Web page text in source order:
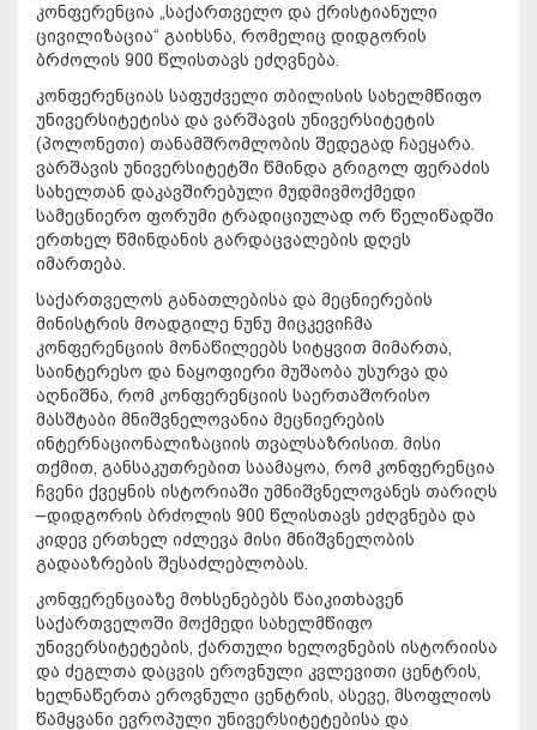
კონფერენცია „საქართველო და ქრისტიანული
ცივილიზაცია“ გაიხსნა, რომელიც დიდგორის
ბრძოლის 900 წლისთავს ეძღვნება.
კონფერენციას საფუძველი თბილისის სახელმწიფო
უნივერსიტეტისა და ვარშავის უნივერსიტეტის
(პოლონეთი) თანამშრომლობის შედეგად ჩაეყარა.
ვარშავის უნივერსიტეტში წმინდა გრიგოლ ფერაძის
სახელთან დაკავშირებული მუდმივმოქმედი
სამეცნიერო ფორუმი ტრადიციულად ორ წელიწადში
ერთხელ წმინდანის გარდაცვალების დღეს
იმართება.
საქართველოს განათლებისა და მეცნიერების
მინისტრის მოადგილე ნუნუ მიცკევიჩმა
კონფერენციის მონაწილეებს სიტყვით მიმართა,
საინტერესო და ნაყოფიერი მუშაობა უსურვა და
აღნიშნა, რომ კონფერენციის საერთაშორისო
მასშტაბი მნიშვნელოვანია მეცნიერების
ინტერნაციონალიზაციის თვალსაზრისით. მისი
თქმით, განსაკუთრებით საამაყოა, რომ კონფერენცია
ჩვენი ქვეყნის ისტორიაში უმნიშვნელოვანეს თარიღს
–დიდგორის ბრძოლის 900 წლისთავს ეძღვნება და
კიდევ ერთხელ იძლევა მისი მნიშვნელობის
გადააზრების შესაძლებლობას.
კონფერენციაზე მოხსენებებს წაიკითხავენ
საქართველოში მოქმედი სახელმწიფო
უნივერსიტეტების, ქართული ხელოვნების ისტორიისა
და ძეგლთა დაცვის ეროვნული კვლევითი ცენტრის,
ხელნაწერთა ეროვნული ცენტრის, ასევე, მსოფლიოს
წამყვანი ევროპული უნივერსიტეტებისა და